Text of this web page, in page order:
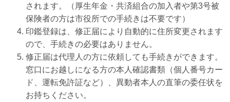
されます。（厚生年金・共済組合の加入者や第3号被
保険者の方は市役所での手続きは不要です）
印鑑登録は、修正届により自動的に住所変更されます
ので、手続きの必要はありません。
修正届は代理人の方に依頼しても手続きができます。
窓口にお越しになる方の本人確認書類（個人番号カー
ド、運転免許証など）、異動者本人の直筆の委任状を
お持ちください。